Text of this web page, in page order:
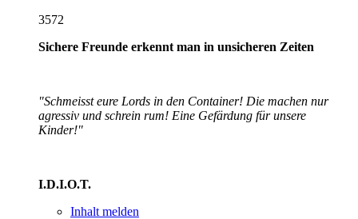
3572
Sichere Freunde erkennt man in unsicheren Zeiten
"Schmeisst eure Lords in den Container! Die machen nur
agressiv und schrein rum! Eine Gefärdung für unsere
Kinder!"
I.D.I.O.T.
Inhalt melden